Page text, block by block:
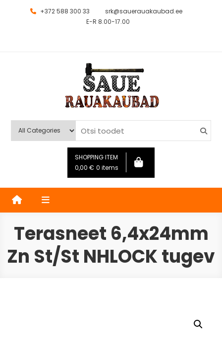
+372 588 300 33
srk@sauerauakaubad.ee
E-R 8.00-17.00
Saue Rauakaubad
SHOPPING ITEM
0,00 € 0 items
Terasneet 6,4x24mm
Zn St/St NHLOCK tugev